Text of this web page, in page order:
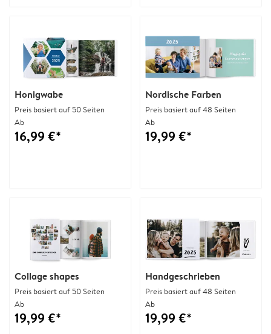
Handgeschrieben
Preis basiert auf 48 Seiten
Ab
19,99 €*
Nordische Farben
Preis basiert auf 48 Seiten
Ab
19,99 €*
Honigwabe
Preis basiert auf 50 Seiten
Ab
16,99 €*
Collage shapes
Preis basiert auf 50 Seiten
Ab
19,99 €*